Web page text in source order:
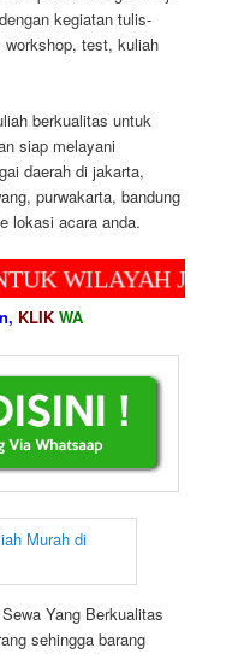
kegiatan tulis-
workshop, test, kuliah
berkualitas untuk
siap melayani
daerah di jakarta,
purwakarta, bandung
lokasi acara anda.
KLIK WA
Yang Berkualitas
sehingga barang